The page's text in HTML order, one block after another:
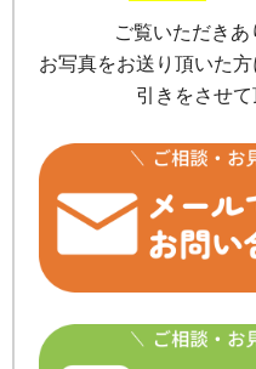
ご覧いただき
お写真をお送り頂いた
引きをさせて